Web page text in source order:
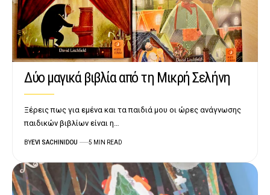
Δύο μαγικά βιβλία από τη Μικρή Σελήνη
Ξέρεις πως για εμένα και τα παιδιά μου οι ώρες ανάγνωσης
παιδικών βιβλίων είναι η…
BYEVI SACHINIDOU 5 MIN READ